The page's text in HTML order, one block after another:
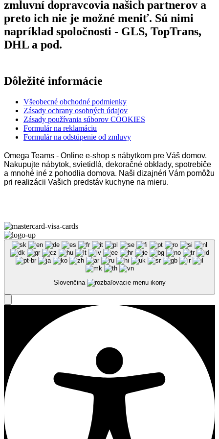
zmluvní dopravcovia našich partnerov a
preto ich nie je možné meniť. Sú nimi
napríklad spoločnosti - GLS, TopTrans,
DHL a pod.
Dôležité informácie
Všeobecné obchodné podmienky
Zásady ochrany osobných údajov
Zásady používania súborov COOKIES
Formulár na reklamáciu
Formulár na odstúpenie od zmluvy
Omega Teams - Online e-shop s nábytkom pre Váš domov.
Nakupujte nábytok, svietidlá, dekoračné obklady, spotrebiče
a mnohé iné z pohodlia domova. Naši dizajnéri Vám pomôžu
pri realizácii Vašich predstáv kuchyne na mieru.
Slovenčina